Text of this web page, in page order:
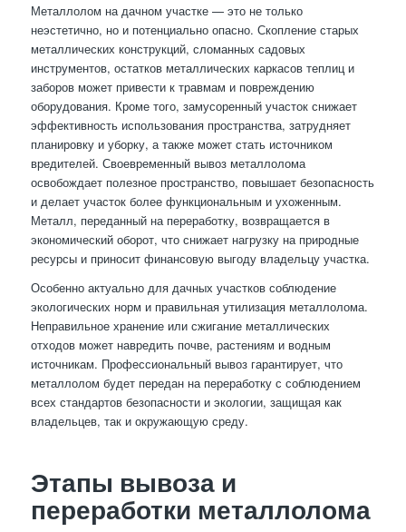
Металлолом на дачном участке — это не только
неэстетично, но и потенциально опасно. Скопление старых
металлических конструкций, сломанных садовых
инструментов, остатков металлических каркасов теплиц и
заборов может привести к травмам и повреждению
оборудования. Кроме того, замусоренный участок снижает
эффективность использования пространства, затрудняет
планировку и уборку, а также может стать источником
вредителей. Своевременный вывоз металлолома
освобождает полезное пространство, повышает безопасность
и делает участок более функциональным и ухоженным.
Металл, переданный на переработку, возвращается в
экономический оборот, что снижает нагрузку на природные
ресурсы и приносит финансовую выгоду владельцу участка.
Особенно актуально для дачных участков соблюдение
экологических норм и правильная утилизация металлолома.
Неправильное хранение или сжигание металлических
отходов может навредить почве, растениям и водным
источникам. Профессиональный вывоз гарантирует, что
металлолом будет передан на переработку с соблюдением
всех стандартов безопасности и экологии, защищая как
владельцев, так и окружающую среду.
Этапы вывоза и
переработки металлолома